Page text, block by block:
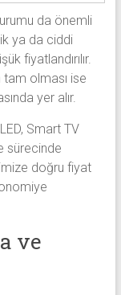
da önemli
ya da ciddi
fiyatlandırılır.
tam olması ise
yer alır.
Smart TV
sürecinde
doğru fiyat
ve